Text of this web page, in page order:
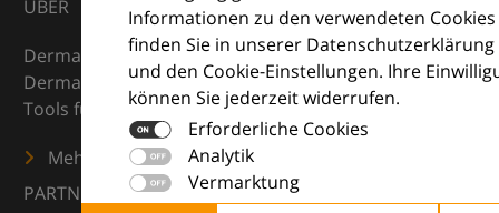
Informationen zu den verwendeten Cookies
finden Sie in unserer Datenschutzerklärung
und den Cookie-Einstellungen. Ihre
können Sie jederzeit widerrufen.
Erforderliche Cookies
Analytik
Vermarktung
ÜBER
DermaCompass ist Ihr digitaler Kompass für die
Dermatologie – mit Wissen, Bildern und praktischen
Tools für den klinischen Alltag.
Mehr erfahren
PARTNER